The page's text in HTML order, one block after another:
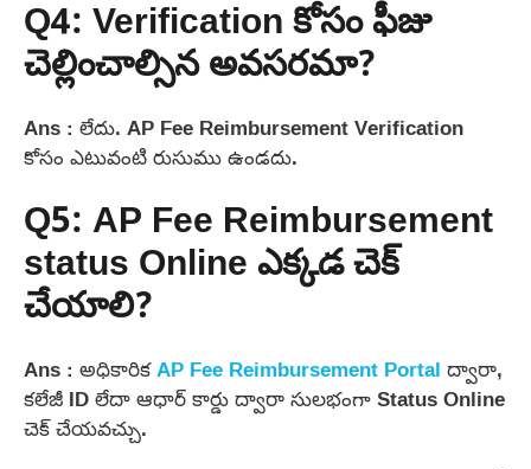
Q4: Verification కోసం ఫీజు
చెల్లించాల్సిన అవసరమా?
Ans : లేదు. AP Fee Reimbursement Verification
కోసం ఎటువంటి రుసుము ఉండదు.
Q5: AP Fee Reimbursement
status Online ఎక్కడ చెక్
చేయాలి?
Ans : అధికారికAP Fee Reimbursement Portalద్వారా,
కలేజీ ID లేదా ఆధార్ కార్డు ద్వారా సులభంగా Status Online
చెక్ చేయవచ్చు.